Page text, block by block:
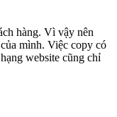
hàng. Vì vậy nên
mình. Việc copy có
website cũng chỉ